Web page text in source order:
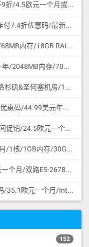
BlazingFast.IO 荷兰EPYC SSD VPS循环9折/4.5欧元一个月或43.2欧元一年/1核/1GB/30GB SSD NVMe GEN4/无限流量100Mbps/DDoS保护/KVM/荷兰
BandwagonHost #搬瓦工# 2022新年年付7.4折优惠码/最新可访问官网地址更新/促销特价商品合集/支持微信与支付宝付款
CloudCone 2021双十二/8.1美元一年/768MB内存/18GB RAID10 HDD硬盘/2TB流量/1Gbps/KVM/洛杉矶/中国路由优化/支持支付宝付款
CloudCone 2021黑五促销/19.84美元一年/2048MB内存/70GB RAID10 HDD硬盘/4TB流量/1Gbps/KVM/洛杉矶/中国路由优化/支持支付宝付款
iON Cloud # Krypt云品牌/双十一促销/洛杉矶&圣何塞机房/11.11美元一个月或111.1美元一年/2核/2GB/60GB SSD/3TB流量/1Gbps端口/圣何塞/支持支付宝微信
HostDare 9月促销/CKVM与QKVM系列优惠码/44.99美元年付/756MB内存/35GB HDD/600GB流量/50Mbps/KVM/Cera线路CN2GIA与联通移动直连/支持支付宝微信支付
AlexHost I3&I5独服与LiteSpeed虚拟空间促销/24.5欧元一个月/Intel I3 CPU/4G DDR3/1TB SATA HDD/无限流量/共享1Gbps/DDoS保护/摩尔多瓦/无版权
HostMaze 81折优惠码/€4.05欧元一个月/1核/1GB内存/30GB SSD硬盘/1Gbps/无限流量/KVM/罗马尼亚/无版权
Sharktech 鲨鱼机房/夏季促销/129美元一个月/双路E5-2678v3/64GB内存/1TB NVMe SSD/1Gbps/无限流量/60Gbps DDoS保护/3网直连/洛杉矶/支持支付宝
AlexHost 无版权新选择/促销独服优惠码/35.1欧元一个月/Intel I5 CPU/4G DDR3/1TB SATA HDD/无限流量/共享1Gbps/DDoS保护/摩尔多瓦/无版权
152